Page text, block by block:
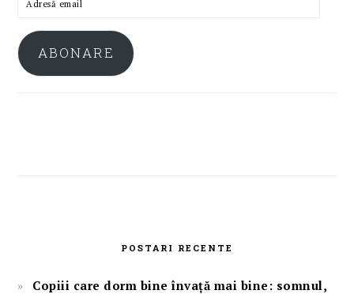
ABONARE
POSTARI RECENTE
Copiii care dorm bine învață mai bine: somnul,